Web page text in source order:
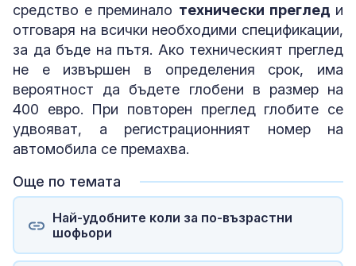
средство е преминало технически преглед и
отговаря на всички необходими спецификации,
за да бъде на пътя. Ако техническият преглед
не е извършен в определения срок, има
вероятност да бъдете глобени в размер на
400 евро. При повторен преглед глобите се
удвояват, а регистрационният номер на
автомобила се премахва.
Още по темата
Най-удобните коли за по-възрастни
шофьори